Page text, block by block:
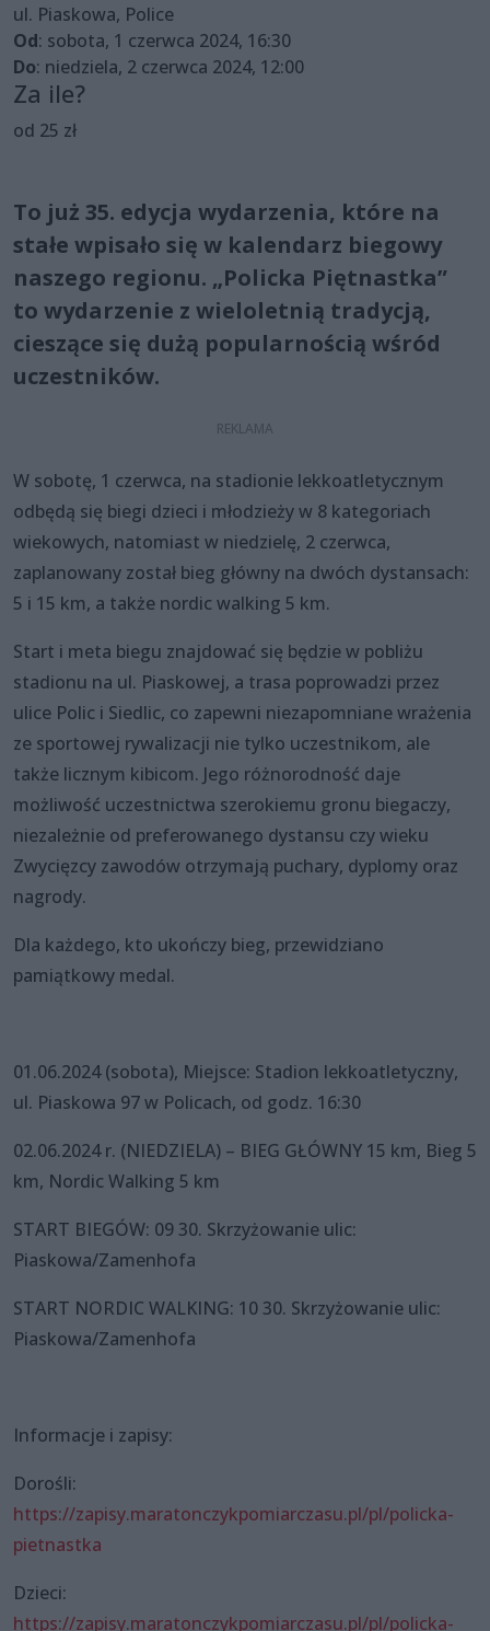
ul. Piaskowa, Police
Od: sobota, 1 czerwca 2024, 16:30
Do: niedziela, 2 czerwca 2024, 12:00
Za ile?
od 25 zł
To już 35. edycja wydarzenia, które na
stałe wpisało się w kalendarz biegowy
naszego regionu. „Policka Piętnastka”
to wydarzenie z wieloletnią tradycją,
cieszące się dużą popularnością wśród
uczestników.
W sobotę, 1 czerwca, na stadionie lekkoatletycznym
odbędą się biegi dzieci i młodzieży w 8 kategoriach
wiekowych, natomiast w niedzielę, 2 czerwca,
zaplanowany został bieg główny na dwóch dystansach:
5 i 15 km, a także nordic walking 5 km.
Start i meta biegu znajdować się będzie w pobliżu
stadionu na ul. Piaskowej, a trasa poprowadzi przez
ulice Polic i Siedlic, co zapewni niezapomniane wrażenia
ze sportowej rywalizacji nie tylko uczestnikom, ale
także licznym kibicom. Jego różnorodność daje
możliwość uczestnictwa szerokiemu gronu biegaczy,
niezależnie od preferowanego dystansu czy wieku
Zwycięzcy zawodów otrzymają puchary, dyplomy oraz
nagrody.
Dla każdego, kto ukończy bieg, przewidziano
pamiątkowy medal.
01.06.2024 (sobota), Miejsce: Stadion lekkoatletyczny,
ul. Piaskowa 97 w Policach, od godz. 16:30
02.06.2024 r. (NIEDZIELA) – BIEG GŁÓWNY 15 km, Bieg 5
km, Nordic Walking 5 km
START BIEGÓW: 09 30. Skrzyżowanie ulic:
Piaskowa/Zamenhofa
START NORDIC WALKING: 10 30. Skrzyżowanie ulic:
Piaskowa/Zamenhofa
Informacje i zapisy:
Dorośli:
https://zapisy.maratonczykpomiarczasu.pl/pl/policka-
pietnastka
Dzieci:
https://zapisy.maratonczykpomiarczasu.pl/pl/policka-